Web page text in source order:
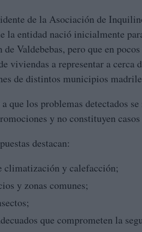
de la Asociación de
la entidad nació inicialmente
Valdebebas, pero que en pocos
viviendas a representar a cerca
de distintos municipios
que los problemas detectados
y no constituyen
destacan:
climatización y calefacción;
y zonas comunes;
que comprometen la